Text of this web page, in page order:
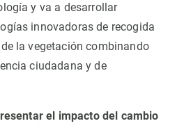
y va a desarrollar
innovadoras de recogida
la vegetación combinando
ciudadana y de
el impacto del cambio